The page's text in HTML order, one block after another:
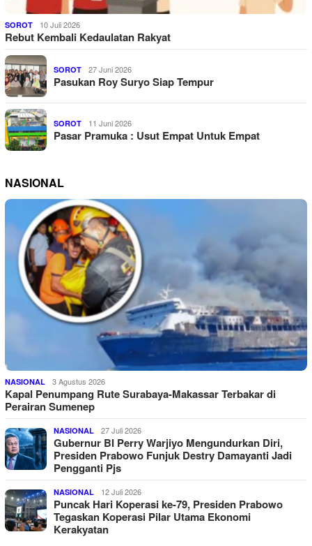
SOROT 10 Juli 2026
Rebut Kembali Kedaulatan Rakyat
SOROT 27 Juni 2026
Pasukan Roy Suryo Siap Tempur
SOROT 11 Juni 2026
Pasar Pramuka : Usut Empat Untuk Empat
NASIONAL
NASIONAL 3 Agustus 2026
Kapal Penumpang Rute Surabaya-Makassar Terbakar di
Perairan Sumenep
NASIONAL 27 Juli 2026
Gubernur BI Perry Warjiyo Mengundurkan Diri,
Presiden Prabowo Funjuk Destry Damayanti Jadi
Pengganti Pjs
NASIONAL 12 Juli 2026
Puncak Hari Koperasi ke-79, Presiden Prabowo
Tegaskan Koperasi Pilar Utama Ekonomi
Kerakyatan